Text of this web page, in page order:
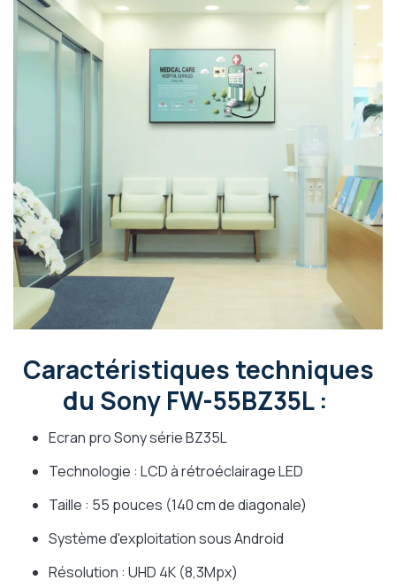
Caractéristiques techniques
du Sony FW-55BZ35L :
Ecran pro Sony série BZ35L
Technologie : LCD à rétroéclairage LED
Taille : 55 pouces (140 cm de diagonale)
Système d'exploitation sous Android
Résolution : UHD 4K (8,3Mpx)